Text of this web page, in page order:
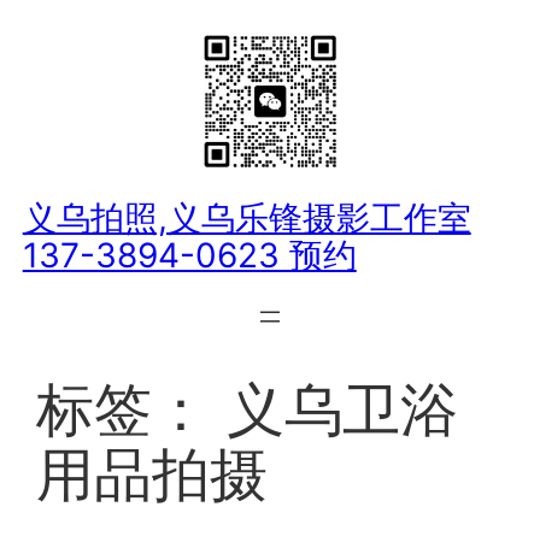
义乌拍照,义乌乐锋摄影工作室
137-3894-0623 预约
标签：
义乌卫浴
用品拍摄